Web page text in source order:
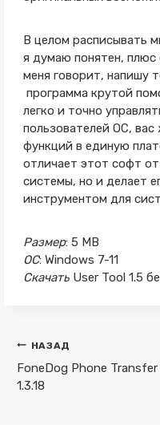
В целом расписывать
я думаю понятен, плюс
меня говорит, напишу
программа крутой
легко и точно
пользователей ОС,
функций в единую
отличает этот софт
системы, но и делает
инструментом для
Размер: 5 MB
ОС: Windows 7-11
Скачать User Tool 1.5
Навигация
по
записям
НАЗАД
FoneDog Phone Transfer
1.3.18